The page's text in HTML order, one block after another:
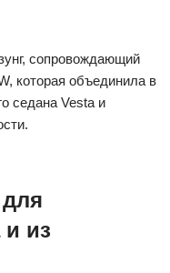
сопровождающий
которая объединила в
седана Vesta и
и из